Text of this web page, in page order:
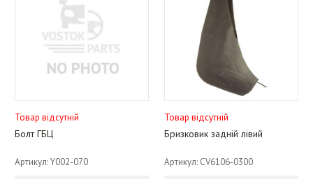
Товар відсутній
Болт ГБЦ
Артикул: Y002-070
Товар відсутній
Бризковик задній лівий
Артикул: CV6106-0300